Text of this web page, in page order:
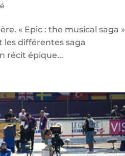
« Epic : the musical saga »
les différentes saga
récit épique...